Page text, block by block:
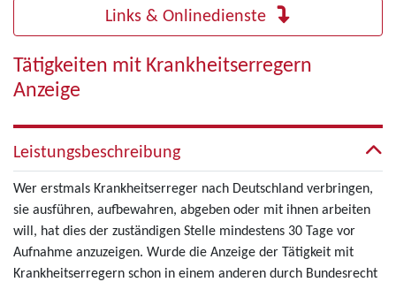
Links & Onlinedienste
Tätigkeiten mit Krankheitserregern
Anzeige
Leistungsbeschreibung
Wer erstmals Krankheitserreger nach Deutschland verbringen,
sie ausführen, aufbewahren, abgeben oder mit ihnen arbeiten
will, hat dies der zuständigen Stelle mindestens 30 Tage vor
Aufnahme anzuzeigen. Wurde die Anzeige der Tätigkeit mit
Krankheitserregern schon in einem anderen durch Bundesrecht